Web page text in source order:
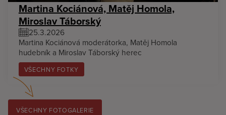
Martina Kociánová, Matěj Homola,
Miroslav Táborský
25.3.2026
Martina Kociánová moderátorka, Matěj Homola
hudebník a Miroslav Táborský herec
VŠECHNY FOTKY
VŠECHNY FOTOGALERIE